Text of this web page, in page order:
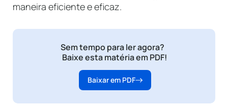
maneira eficiente e eficaz.
Sem tempo para ler agora?
Baixe esta matéria em PDF!
Baixar em PDF